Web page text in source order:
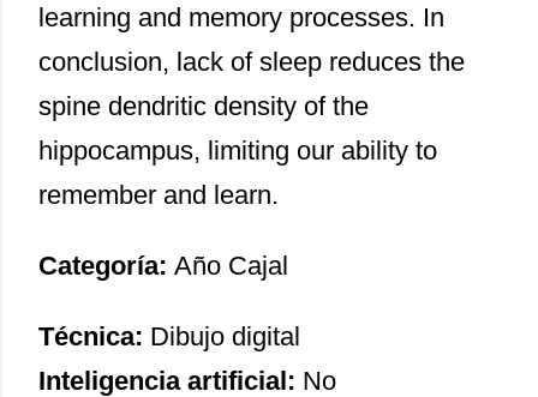
learning and memory processes. In
conclusion, lack of sleep reduces the
spine dendritic density of the
hippocampus, limiting our ability to
remember and learn.
Categoría: Año Cajal
Técnica: Dibujo digital
Inteligencia artificial: No